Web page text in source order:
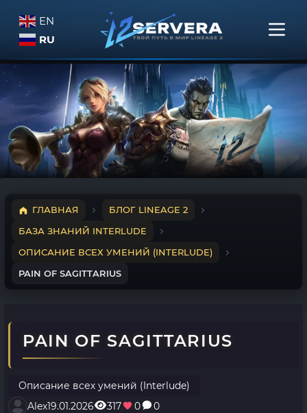
EN
RU
ГЛАВНАЯ
БЛОГ LINEAGE 2
БАЗА ЗНАНИЙ INTERLUDE
ОПИСАНИЕ ВСЕХ УМЕНИЙ (INTERLUDE)
PAIN OF SAGITTARIUS
PAIN OF SAGITTARIUS
Описание всех умений (Interlude)
Alex19.01.2026 317 0 0